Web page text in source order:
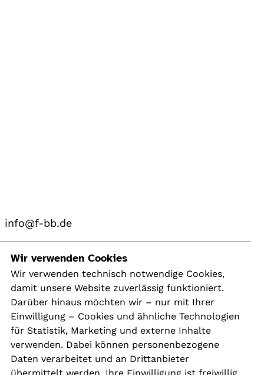
info@f-bb.de
Navigation
Kontakt
Presse
Aktuelles
Karriere
Newsletter
Wir verwenden Cookies
Wir verwenden technisch notwendige Cookies,
damit unsere Website zuverlässig funktioniert.
Darüber hinaus möchten wir – nur mit Ihrer
Einwilligung – Cookies und ähnliche Technologien
für Statistik, Marketing und externe Inhalte
verwenden. Dabei können personenbezogene
Daten verarbeitet und an Drittanbieter